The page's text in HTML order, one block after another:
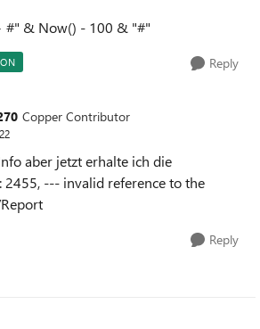
#" & Now() - 100 & "#"
Reply
Copper Contributor
aber jetzt erhalte ich die
2455, --- invalid reference to the
Reply